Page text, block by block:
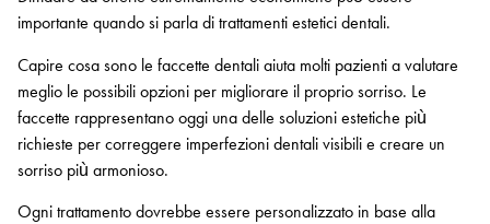
importante quando si parla di trattamenti estetici dentali.
Capire cosa sono le faccette dentali aiuta molti pazienti a valutare
meglio le possibili opzioni per migliorare il proprio sorriso. Le
faccette rappresentano oggi una delle soluzioni estetiche più
richieste per correggere imperfezioni dentali visibili e creare un
sorriso più armonioso.
Ogni trattamento dovrebbe essere personalizzato in base alla